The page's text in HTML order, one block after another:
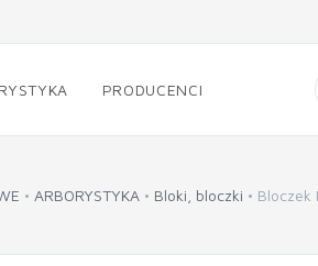
PRODUCENCI
ARBORYSTYKA Bloki, bloczki Bloczek